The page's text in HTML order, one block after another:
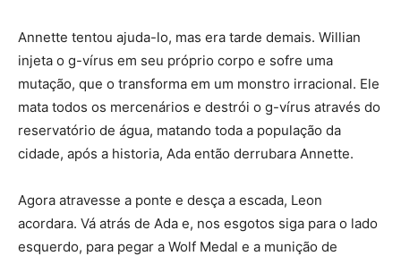
Annette tentou ajuda-lo, mas era tarde demais. Willian
injeta o g-vírus em seu próprio corpo e sofre uma
mutação, que o transforma em um monstro irracional. Ele
mata todos os mercenários e destrói o g-vírus através do
reservatório de água, matando toda a população da
cidade, após a historia, Ada então derrubara Annette.
Agora atravesse a ponte e desça a escada, Leon
acordara. Vá atrás de Ada e, nos esgotos siga para o lado
esquerdo, para pegar a Wolf Medal e a munição de